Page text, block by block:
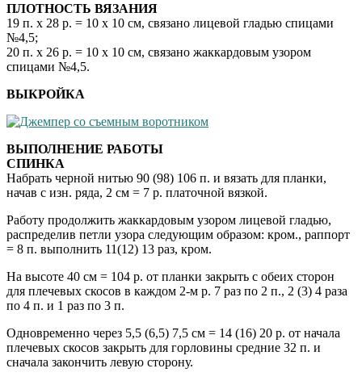
ПЛОТНОСТЬ ВЯЗАНИЯ
19 п. х 28 р. = 10 х 10 см, связано лицевой гладью спицами
№4,5;
20 п. х 26 р. = 10 х 10 см, связано жаккардовым узором
спицами №4,5.
ВЫКРОЙКА
ВЫПОЛНЕНИЕ РАБОТЫ
СПИНКА
Набрать черной нитью 90 (98) 106 п. и вязать для планки,
начав с изн. ряда, 2 см = 7 р. платочной вязкой.
Работу продолжить жаккардовым узором лицевой гладью,
распределив петли узора следующим образом: кром., раппорт
= 8 п. выполнить 11(12) 13 раз, кром.
На высоте 40 см = 104 р. от планки закрыть с обеих сторон
для плечевых скосов в каждом 2-м р. 7 раз по 2 п., 2 (3) 4 раза
по 4 п. и 1 раз по 3 п.
Одновременно через 5,5 (6,5) 7,5 см = 14 (16) 20 р. от начала
плечевых скосов закрыть для горловины средние 32 п. и
сначала закончить левую сторону.